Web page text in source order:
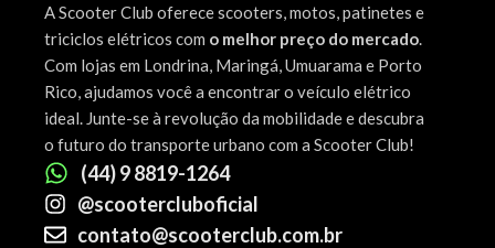
A Scooter Club oferece scooters, motos, patinetes e
triciclos elétricos com o melhor preço do mercado.
Com lojas em Londrina, Maringá, Umuarama e Porto
Rico, ajudamos você a encontrar o veículo elétrico
ideal. Junte-se à revolução da mobilidade e descubra
o futuro do transporte urbano com a Scooter Club!
(44) 9 8819-1264
@scootercluboficial
contato@scooterclub.com.br